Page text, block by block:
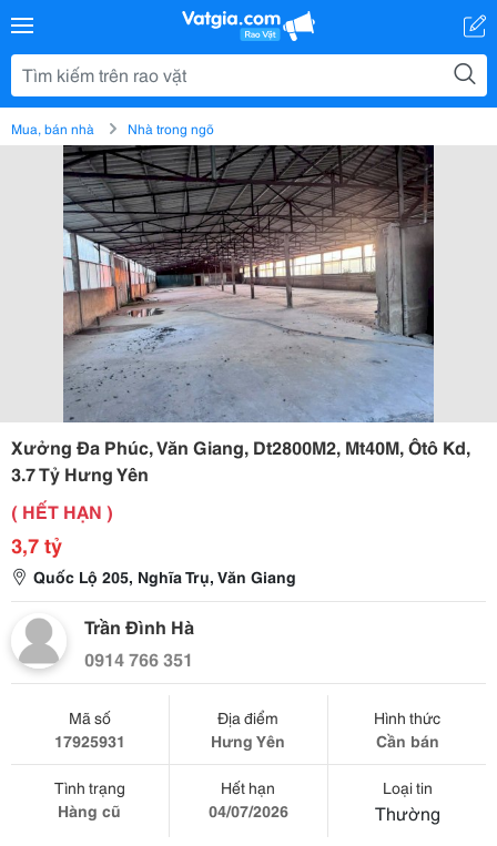
Mua, bán nhà Nhà trong ngõ
Xưởng Đa Phúc, Văn Giang, Dt2800M2, Mt40M, Ôtô Kd,
3.7 Tỷ Hưng Yên
( HẾT HẠN )
3,7 tỷ
Quốc Lộ 205, Nghĩa Trụ, Văn Giang
Trần Đình Hà
0914 766 351
Mã số
17925931
Địa điểm
Hưng Yên
Hình thức
Cần bán
Tình trạng
Hàng cũ
Hết hạn
04/07/2026
Loại tin
Thường